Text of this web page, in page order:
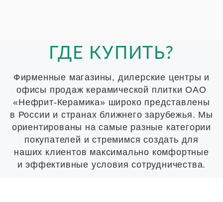
ГДЕ КУПИТЬ?
Фирменные магазины, дилерские центры и
офисы продаж керамической плитки ОАО
«Нефрит-Керамика» широко представлены
в России и странах ближнего зарубежья. Мы
ориентированы на самые разные категории
покупателей и стремимся создать для
наших клиентов максимально комфортные
и эффективные условия сотрудничества.